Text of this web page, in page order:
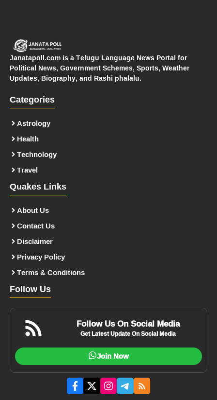
Janatapoll.com is a Telugu Language News Portal for
Political News, Government Schemes, Sports, Weather
Updates, Biography, and Rashi phalalu.
Categories
Astrology
Health
Technology
Travel
Quakes Links
About Us
Contact Us
Disclaimer
Privacy Policy
Terms & Conditions
Follow Us
Follow Us On Social Media
Get Latest Update On Social Media
Join Now